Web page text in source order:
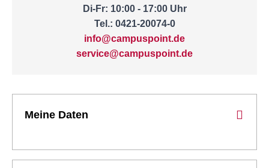
Di-Fr: 10:00 - 17:00 Uhr
Tel.: 0421-20074-0
info@campuspoint.de
service@campuspoint.de
Meine Daten